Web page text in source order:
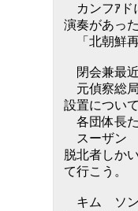
カンフｱド
演奏があっ
「北朝鮮
閉会兼最
元偵察総
設置につい
各団体長
スーザン
脱北者しか
て行こう。
キム ソン